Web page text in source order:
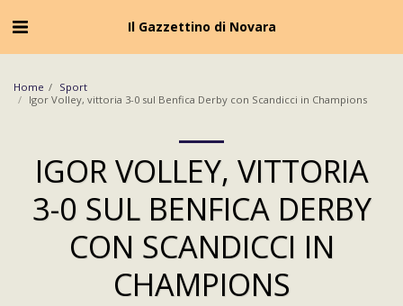
Il Gazzettino di Novara
Home
Sport
Igor Volley, vittoria 3-0 sul Benfica Derby con Scandicci in Champions
IGOR VOLLEY, VITTORIA
3-0 SUL BENFICA DERBY
CON SCANDICCI IN
CHAMPIONS